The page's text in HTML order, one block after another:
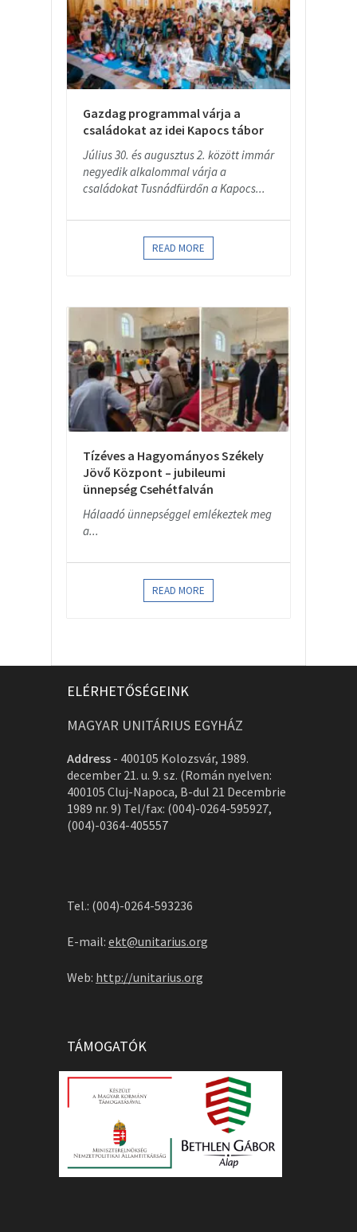
Gazdag programmal várja a
családokat az idei Kapocs tábor
Július 30. és augusztus 2. között immár
negyedik alkalommal várja a
családokat Tusnádfürdőn a Kapocs...
READ MORE
Tízéves a Hagyományos Székely
Jövő Központ – jubileumi
ünnepség Csehétfalván
Hálaadó ünnepséggel emlékeztek meg
a...
READ MORE
ELÉRHETŐSÉGEINK
MAGYAR UNITÁRIUS EGYHÁZ
Address - 400105 Kolozsvár, 1989.
december 21. u. 9. sz. (Román nyelven:
400105 Cluj-Napoca, B-dul 21 Decembrie
1989 nr. 9) Tel/fax: (004)-0264-595927,
(004)-0364-405557
Tel.: (004)-0264-593236
E-mail: ekt@unitarius.org
Web: http://unitarius.org
TÁMOGATÓK